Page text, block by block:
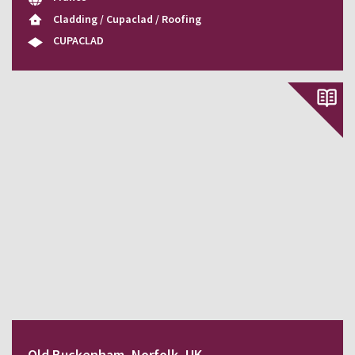
Cladding / Cupaclad / Roofing
CUPACLAD